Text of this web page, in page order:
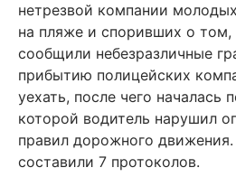
нетрезвой компании
на пляже и споривших о том,
сообщили небезразличные
прибытию полицейских
уехать, после чего началась
которой водитель нарушил
правил дорожного
составили 7 протоколов.